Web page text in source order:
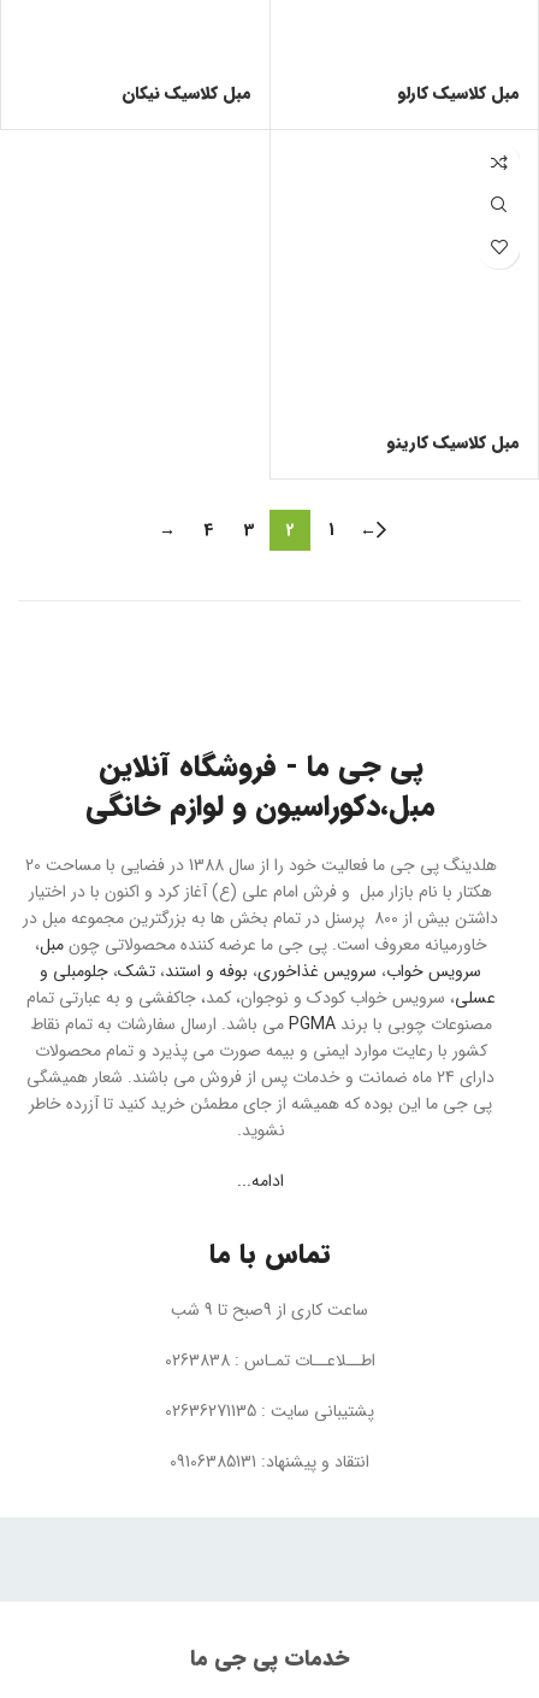
مبل کلاسیک کارلو مبل کلاسیک نیکان
مبل کلاسیک کارینو
←
1
2
3
4
→
پی جی ما - فروشگاه آنلاین
مبل،دکوراسیون و لوازم خانگی
هلدینگ پی جی ما فعالیت خود را از سال 1388 در فضایی با مساحت 20
هکتار با نام بازار مبل و فرش امام علی (ع) آغاز کرد و اکنون با در اختیار
داشتن بیش از 800 پرسنل در تمام بخش ها به بزرگترین مجموعه مبل در
خاورمیانه معروف است. پی جی ما عرضه کننده محصولاتی چونمبل،
سرویس خواب، سرویس غذاخوری، بوفه و استند، تشک، جلومبلی و
عسلی، سرویس خواب کودک و نوجوان، کمد، جاکفشی و به عبارتی تمام
مصنوعات چوبی با برندPGMAمی باشد. ارسال سفارشات به تمام نقاط
کشور با رعایت موارد ایمنی و بیمه صورت می پذیرد و تمام محصولات
دارای 24 ماه ضمانت و خدمات پس از فروش می باشند. شعار همیشگی
پی جی ما این بوده که همیشه از جای مطمئن خرید کنید تا آزرده خاطر
نشوید.
ادامه...
تماس با ما
ساعت کاری از 9صبح تا 9 شب
اطــلاعــات تمـاس : 0263838
پشتیبانی سایت : 02636271135
انتقاد و پیشنهاد: 09106385131
خدمات پی جی ما